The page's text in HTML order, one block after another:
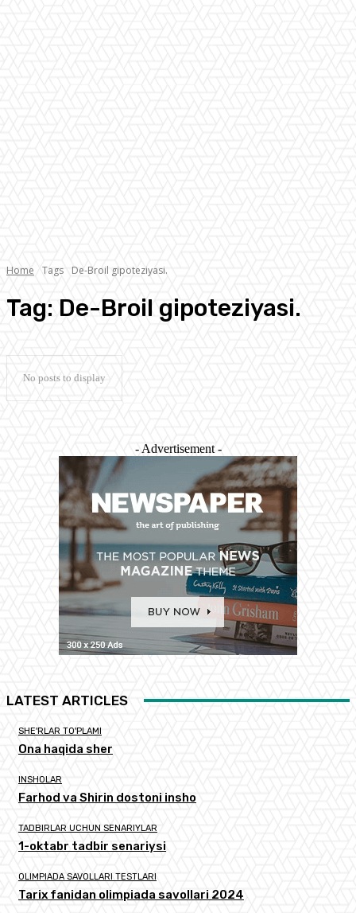
Home Tags De-Broil gipoteziyasi.
Tag: De-Broil gipoteziyasi.
No posts to display
- Advertisement -
LATEST ARTICLES
SHE'RLAR TO'PLAMI
Ona haqida sher
INSHOLAR
Farhod va Shirin dostoni insho
TADBIRLAR UCHUN SENARIYLAR
1-oktabr tadbir senariysi
OLIMPIADA SAVOLLARI TESTLARI
Tarix fanidan olimpiada savollari 2024